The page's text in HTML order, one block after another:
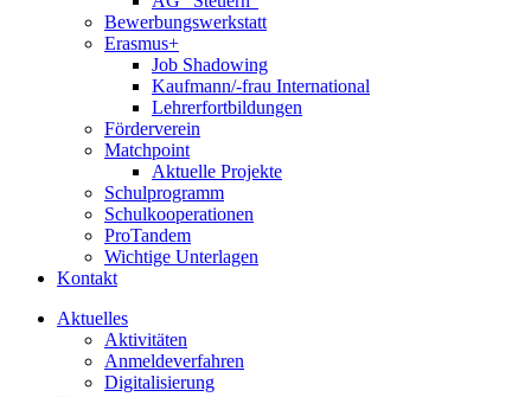
Bewerbungswerkstatt
Erasmus+
Job Shadowing
Kaufmann/-frau International
Lehrerfortbildungen
Förderverein
Matchpoint
Aktuelle Projekte
Schulprogramm
Schulkooperationen
ProTandem
Wichtige Unterlagen
Kontakt
Aktuelles
Aktivitäten
Anmeldeverfahren
Digitalisierung